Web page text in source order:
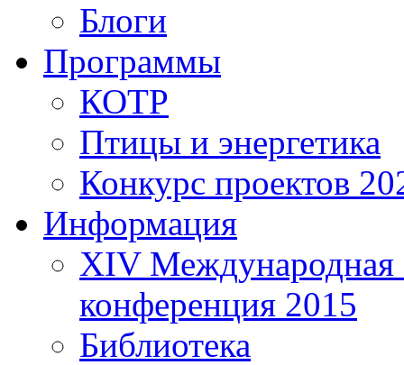
Блоги
Программы
КОТР
Птицы и энергетика
Конкурс проектов
Информация
XIV Международная
конференция 2015
Библиотека